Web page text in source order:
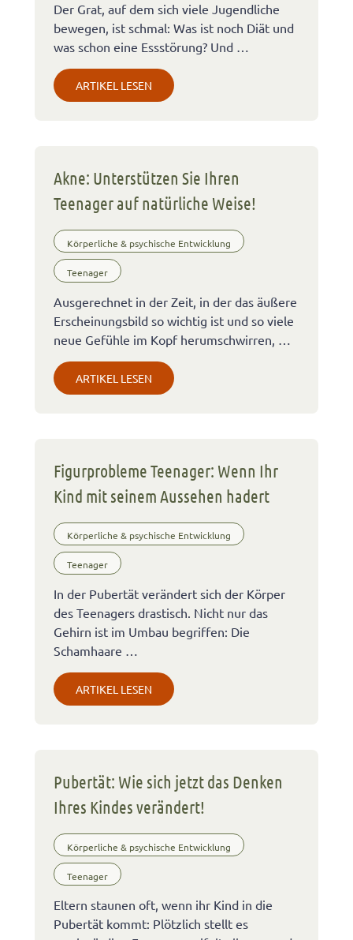
Der Grat, auf dem sich viele Jugendliche
bewegen, ist schmal: Was ist noch Diät und
was schon eine Essstörung? Und …
ARTIKEL LESEN
Akne: Unterstützen Sie Ihren
Teenager auf natürliche Weise!
Körperliche & psychische Entwicklung
Teenager
Ausgerechnet in der Zeit, in der das äußere
Erscheinungsbild so wichtig ist und so viele
neue Gefühle im Kopf herumschwirren, …
ARTIKEL LESEN
Figurprobleme Teenager: Wenn Ihr
Kind mit seinem Aussehen hadert
Körperliche & psychische Entwicklung
Teenager
In der Pubertät verändert sich der Körper
des Teenagers drastisch. Nicht nur das
Gehirn ist im Umbau begriffen: Die
Schamhaare …
ARTIKEL LESEN
Pubertät: Wie sich jetzt das Denken
Ihres Kindes verändert!
Körperliche & psychische Entwicklung
Teenager
Eltern staunen oft, wenn ihr Kind in die
Pubertät kommt: Plötzlich stellt es